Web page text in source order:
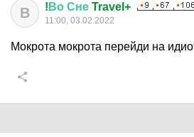
В ! Во Сне Travel+
11:00, 03.02.2022
Мокрота мокрота перейди на